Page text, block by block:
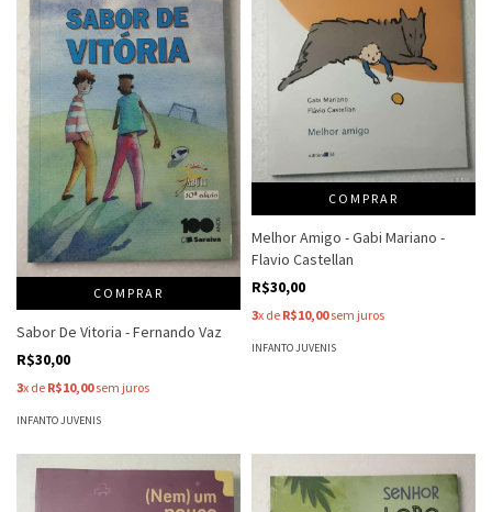
COMPRAR
Sabor De Vitoria - Fernando Vaz
R$30,00
3x de R$10,00sem juros
INFANTO JUVENIS
COMPRAR
Melhor Amigo - Gabi Mariano -
Flavio Castellan
R$30,00
3x de R$10,00sem juros
INFANTO JUVENIS